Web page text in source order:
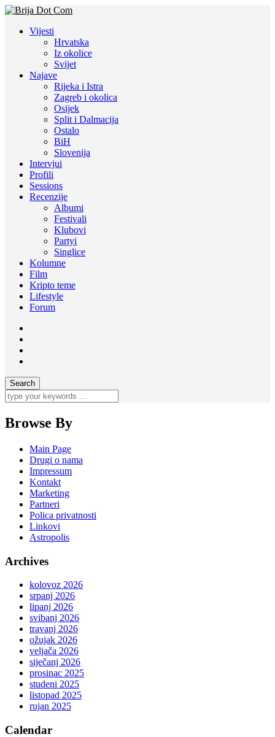
Vijesti
Hrvatska
Iz okolice
Svijet
Najave
Rijeka i Istra
Zagreb i okolica
Osijek
Split i Dalmacija
Ostalo
BiH
Slovenija
Intervjui
Profili
Sessions
Recenzije
Albumi
Festivali
Klubovi
Partyi
Singlice
Kolumne
Film
Kripto teme
Lifestyle
Forum
Browse By
Main Page
Drugi o nama
Impressum
Kontakt
Marketing
Partneri
Polica privatnosti
Linkovi
Astropolis
Archives
kolovoz 2026
srpanj 2026
lipanj 2026
svibanj 2026
travanj 2026
ožujak 2026
veljača 2026
siječanj 2026
prosinac 2025
studeni 2025
listopad 2025
rujan 2025
Calendar